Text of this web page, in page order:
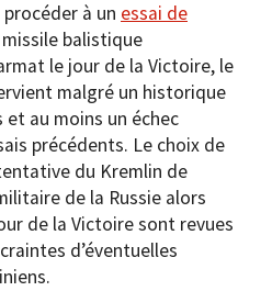
à un essai de
balistique
le jour de la Victoire, le
malgré un historique
au moins un échec
précédents. Le choix de
du Kremlin de
de la Russie alors
de la Victoire sont revues
d’éventuelles